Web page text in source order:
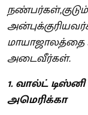
மாயாஜாலத்தை
அடைவீர்கள்.
1. வால்ட்
அமெரிக்கா